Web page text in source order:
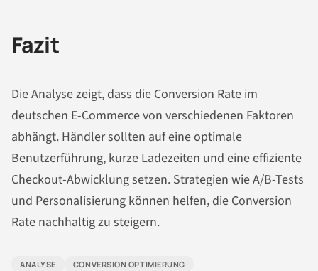
Fazit
Die Analyse zeigt, dass die Conversion Rate im
deutschen E-Commerce von verschiedenen Faktoren
abhängt. Händler sollten auf eine optimale
Benutzerführung, kurze Ladezeiten und eine effiziente
Checkout-Abwicklung setzen. Strategien wie A/B-Tests
und Personalisierung können helfen, die Conversion
Rate nachhaltig zu steigern.
ANALYSE CONVERSION OPTIMIERUNG